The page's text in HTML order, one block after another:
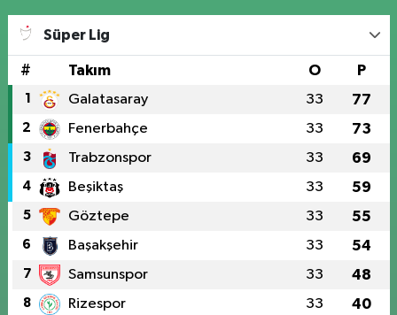
Süper Lig
# Takım O P
1 Galatasaray 33 77
2 Fenerbahçe 33 73
3 Trabzonspor 33 69
4 Beşiktaş 33 59
5 Göztepe 33 55
6 Başakşehir 33 54
7 Samsunspor 33 48
8 Rizespor 33 40